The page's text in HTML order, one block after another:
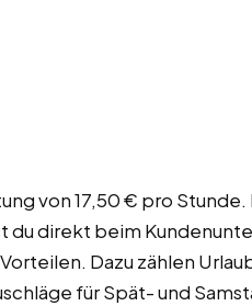
von 17,50 € pro Stunde.
du direkt beim
Dazu zählen
für Spät- und